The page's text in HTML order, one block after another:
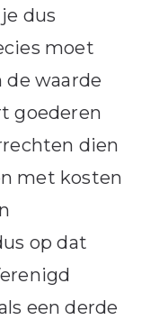
dus
moet
de waarde
goederen
dien
met kosten
op dat
een derde